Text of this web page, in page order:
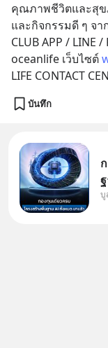
คุณภาพชีวิตและสุข
และกิจกรรมดี ๆ จา
CLUB APP / LINE
oceanlife เว็บไซต์
LIFE CONTACT
บันทึก
บู